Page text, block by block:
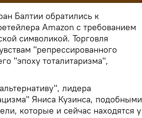
Балтии обратились к
Amazon с требованием
символикой. Торговля
"репрессированного
"эпоху тоталитаризма",
лидера
Яниса Кузинса, подобными
которые и сейчас находятся у